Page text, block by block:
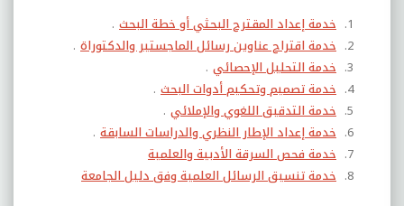
خدمة إعداد المقترح البحثي أو خطة البحث .
خدمة اقتراح عناوين رسائل الماجستير والدكتوراة .
خدمة التحليل الإحصائي .
خدمة تصميم وتحكيم أدوات البحث .
خدمة التدقيق اللغوي والإملائي .
خدمة إعداد الإطار النظري والدراسات السابقة .
خدمة فحص السرقة الأدبية والعلمية
خدمة تنسيق الرسائل العلمية وفق دليل الجامعة